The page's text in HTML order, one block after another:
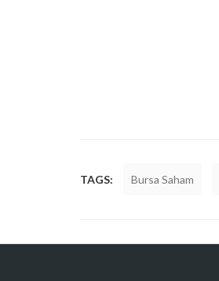
TAGS: Bursa Saham